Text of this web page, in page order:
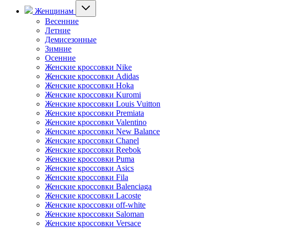
Женщинам
Весенние
Летние
Демисезонные
Зимние
Осенние
Женские кроссовки Nike
Женские кроссовки Adidas
Женские кроссовки Hoka
Женские кроссовки Kuromi
Женские кроссовки Louis Vuitton
Женские кроссовки Premiata
Женские кроссовки Valentino
Женские кроссовки New Balance
Женские кроссовки Chanel
Женские кроссовки Reebok
Женские кроссовки Puma
Женские кроссовки Asics
Женские кроссовки Fila
Женские кроссовки Balenciaga
Женские кроссовки Lacoste
Женские кроссовки off-white
Женские кроссовки Saloman
Женские кроссовки Versace